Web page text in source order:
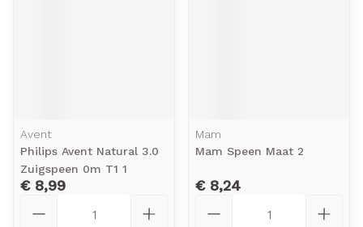
Avent
Philips Avent Natural 3.0
Zuigspeen 0m T1 1
€ 8,99
Mam
Mam Speen Maat 2
€ 8,24